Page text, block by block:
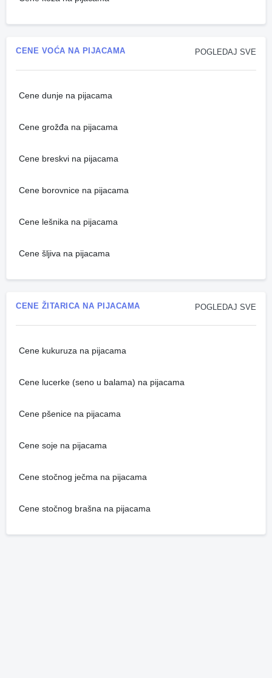
POGLEDAJ SVE
CENE VOĆA NA PIJACAMA
Cene dunje na pijacama
Cene grožđa na pijacama
Cene breskvi na pijacama
Cene borovnice na pijacama
Cene lešnika na pijacama
Cene šljiva na pijacama
POGLEDAJ SVE
CENE ŽITARICA NA PIJACAMA
Cene kukuruza na pijacama
Cene lucerke (seno u balama) na pijacama
Cene pšenice na pijacama
Cene soje na pijacama
Cene stočnog ječma na pijacama
Cene stočnog brašna na pijacama